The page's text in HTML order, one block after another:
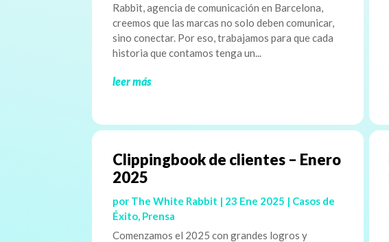
Rabbit, agencia de comunicación en Barcelona,
creemos que las marcas no solo deben comunicar,
sino conectar. Por eso, trabajamos para que cada
historia que contamos tenga un...
leer más
Clippingbook de clientes – Enero
2025
por The White Rabbit | 23 Ene 2025 | Casos de
Éxito Prensa
Comenzamos el 2025 con grandes logros y